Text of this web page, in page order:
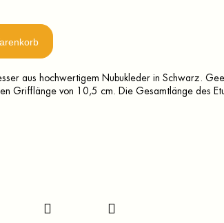
aus hochwertigem Nubukleder in Schwarz.
Grifflänge von 10,5 cm. Die Gesamtlänge des